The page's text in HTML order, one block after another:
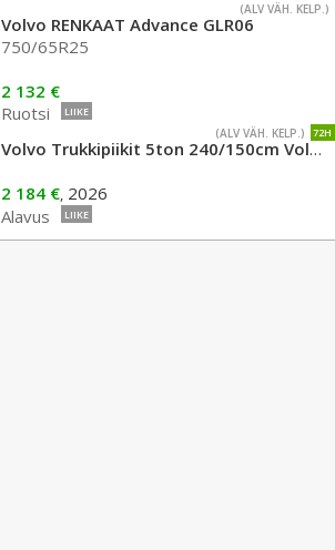
(ALV VÄH. KELP.)
Volvo RENKAAT Advance GLR06
750/65R25
2 132 €
Ruotsi
LIIKE
72H
(ALV VÄH. KELP.)
Volvo Trukkipiikit 5ton 240/150cm Volvo BM
2 184 €, 2026
Alavus
LIIKE